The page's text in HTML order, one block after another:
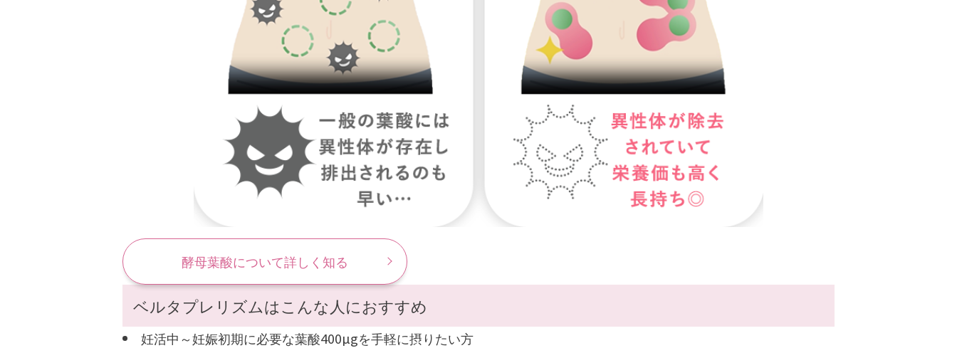
酵母葉酸について詳しく知る
ベルタプレリズムはこんな人におすすめ
妊活中～妊娠初期に必要な葉酸400µgを手軽に摂りたい方